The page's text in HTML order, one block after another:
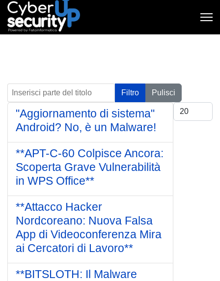
Inserisci parte del titolo Filtro
Pulisci
Visualizza #
"Aggiornamento di sistema"
Android? No, è un Malware!
**APT-C-60 Colpisce Ancora:
Scoperta Grave Vulnerabilità
in WPS Office**
**Attacco Hacker
Nordcoreano: Nuova Falsa
App di Videoconferenza Mira
ai Cercatori di Lavoro**
**BITSLOTH: Il Malware